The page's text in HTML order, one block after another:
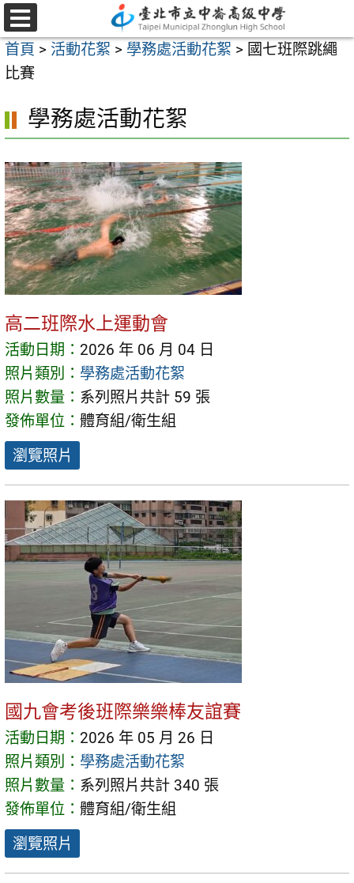
跳
至
主
要
容
選
單
首頁 > 活動花絮 > 學務處活動花絮 > 國七班際跳繩
比賽
學務處活動花絮
高二班際水上運動會
活動日期： 2026 年 06 月 04 日
照片類別： 學務處活動花絮
照片數量： 系列照片共計 59 張
發佈單位： 體育組/衛生組
瀏覽照片
國九會考後班際樂樂棒友誼賽
活動日期： 2026 年 05 月 26 日
照片類別： 學務處活動花絮
照片數量： 系列照片共計 340 張
發佈單位： 體育組/衛生組
瀏覽照片